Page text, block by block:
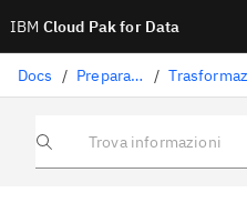
IBM Cloud Pak for Data
Docs / Preparazione dati /
Trova informazioni